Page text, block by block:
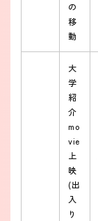
の
移
動
大
学
紹
介
mo
vie
上
映
(出
入
り